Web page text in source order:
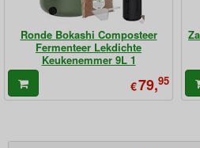
Ronde Bokashi Composteer
Fermenteer Lekdichte
Keukenemmer 9L 1
€79,95